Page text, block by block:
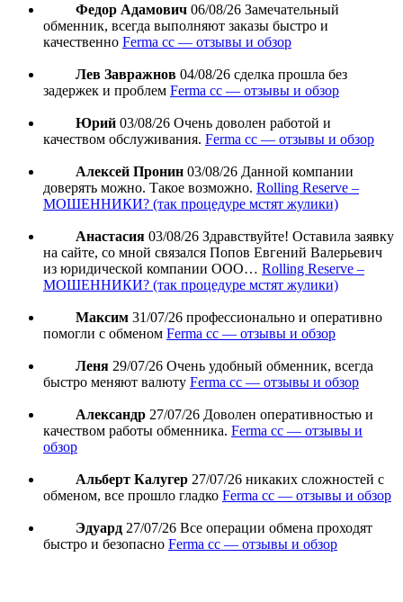
Федор Адамович 06/08/26 Замечательный
обменник, всегда выполняют заказы быстро и
качественно Ferma cc — отзывы и обзор
Лев Завражнов 04/08/26 сделка прошла без
задержек и проблем Ferma cc — отзывы и обзор
Юрий 03/08/26 Очень доволен работой и
качеством обслуживания. Ferma cc — отзывы и обзор
Алексей Пронин 03/08/26 Данной компании
доверять можно. Такое возможно. Rolling Reserve –
МОШЕННИКИ? (так процедуре мстят жулики)
Анастасия 03/08/26 Здравствуйте! Оставила заявку
на сайте, со мной связался Попов Евгений Валерьевич
из юридической компании ООО… Rolling Reserve –
МОШЕННИКИ? (так процедуре мстят жулики)
Максим 31/07/26 профессионально и оперативно
помогли с обменом Ferma cc — отзывы и обзор
Леня 29/07/26 Очень удобный обменник, всегда
быстро меняют валюту Ferma cc — отзывы и обзор
Александр 27/07/26 Доволен оперативностью и
качеством работы обменника. Ferma cc — отзывы и
обзор
Альберт Калугер 27/07/26 никаких сложностей с
обменом, все прошло гладко Ferma cc — отзывы и обзор
Эдуард 27/07/26 Все операции обмена проходят
быстро и безопасно Ferma cc — отзывы и обзор